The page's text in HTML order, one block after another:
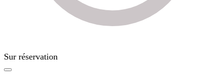
Sur réservation